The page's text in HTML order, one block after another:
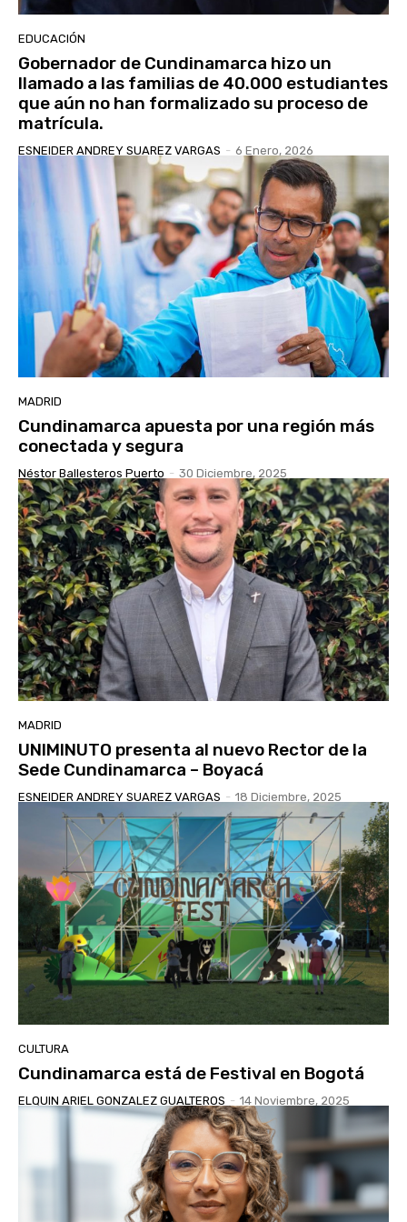
EDUCACIÓN
Gobernador de Cundinamarca hizo un
llamado a las familias de 40.000 estudiantes
que aún no han formalizado su proceso de
matrícula.
ESNEIDER ANDREY SUAREZ VARGAS - 6 Enero, 2026
MADRID
Cundinamarca apuesta por una región más
conectada y segura
Néstor Ballesteros Puerto - 30 Diciembre, 2025
MADRID
UNIMINUTO presenta al nuevo Rector de la
Sede Cundinamarca – Boyacá
ESNEIDER ANDREY SUAREZ VARGAS - 18 Diciembre, 2025
CULTURA
Cundinamarca está de Festival en Bogotá
ELQUIN ARIEL GONZALEZ GUALTEROS - 14 Noviembre, 2025